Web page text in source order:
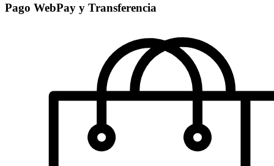
Pago WebPay y Transferencia